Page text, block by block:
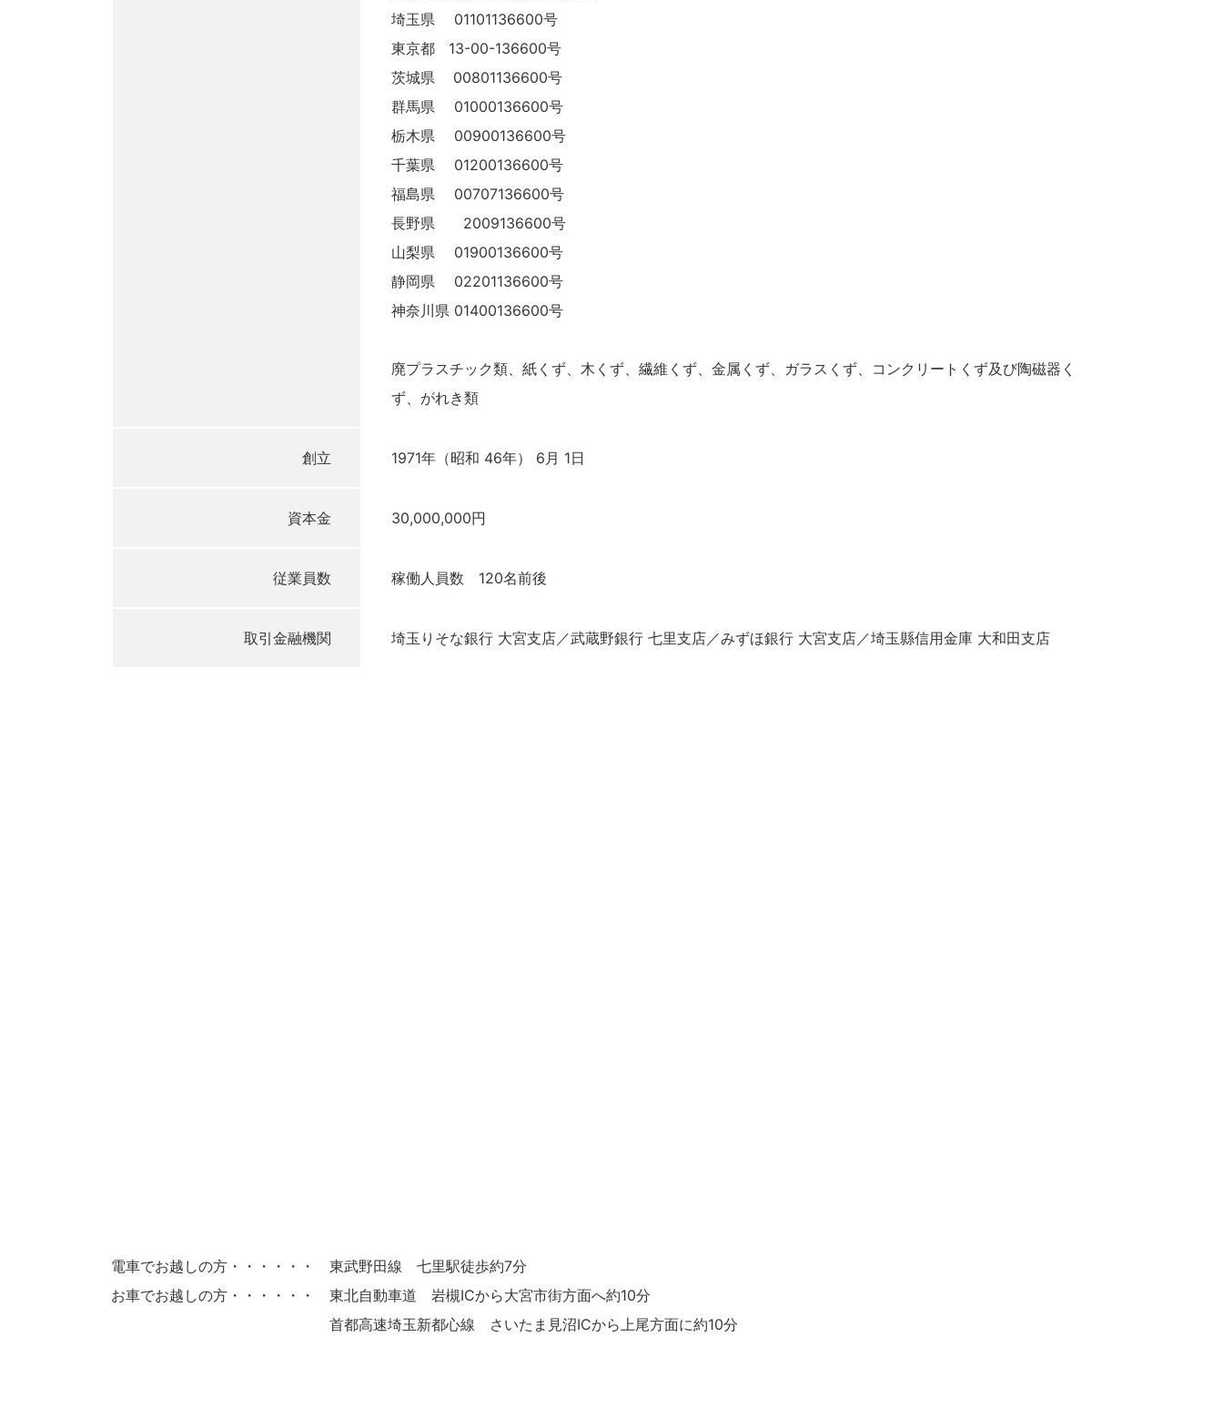
埼玉県 01101136600号
東京都 13-00-136600号
茨城県 00801136600号
群馬県 01000136600号
栃木県 00900136600号
千葉県 01200136600号
福島県 00707136600号
長野県 2009136600号
山梨県 01900136600号
静岡県 02201136600号
神奈川県 01400136600号
廃プラスチック類、紙くず、木くず、繊維くず、金属くず、ガラスくず、コンクリートくず及び陶磁器く
ず、がれき類
創立 1971年（昭和 46年） 6月 1日
資本金 30,000,000円
従業員数 稼働人員数 120名前後
取引金融機関 埼玉りそな銀行 大宮支店／武蔵野銀行 七里支店／みずほ銀行 大宮支店／埼玉縣信用金庫 大和田支店
電車でお越しの方・・・・・・
東武野田線 七里駅徒歩約7分
お車でお越しの方・・・・・・
東北自動車道 岩槻ICから大宮市街方面へ約10分
首都高速埼玉新都心線 さいたま見沼ICから上尾方面に約10分